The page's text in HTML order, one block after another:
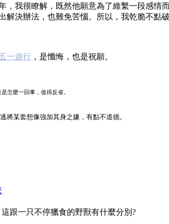
我很瞭解，既然他願意為了維繫一段感情
決辦法，也難免苦惱。所以，我乾脆不點破
一遊行 ，是懺悔，也是祝願。
怎麼一回事，值得反省。
將某套想像強加其身之嫌，有點不道德。
跟一只不停獵食的野獸有什麼分別?